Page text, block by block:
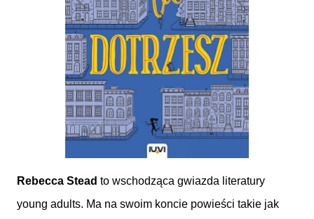
Rebecca Stead to wschodząca gwiazda literatury
young adults. Ma na swoim koncie powieści takie jak